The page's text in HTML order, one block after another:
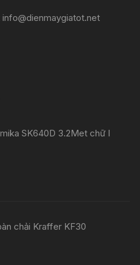
SK640D 3.2Met chữ I
chải Kraffer KF30